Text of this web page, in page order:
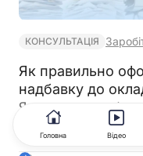
КОНСУЛЬТАЦІЯ
Як правильно
надбавку до
Як правильно
окладу працівнику?
Головна Відео